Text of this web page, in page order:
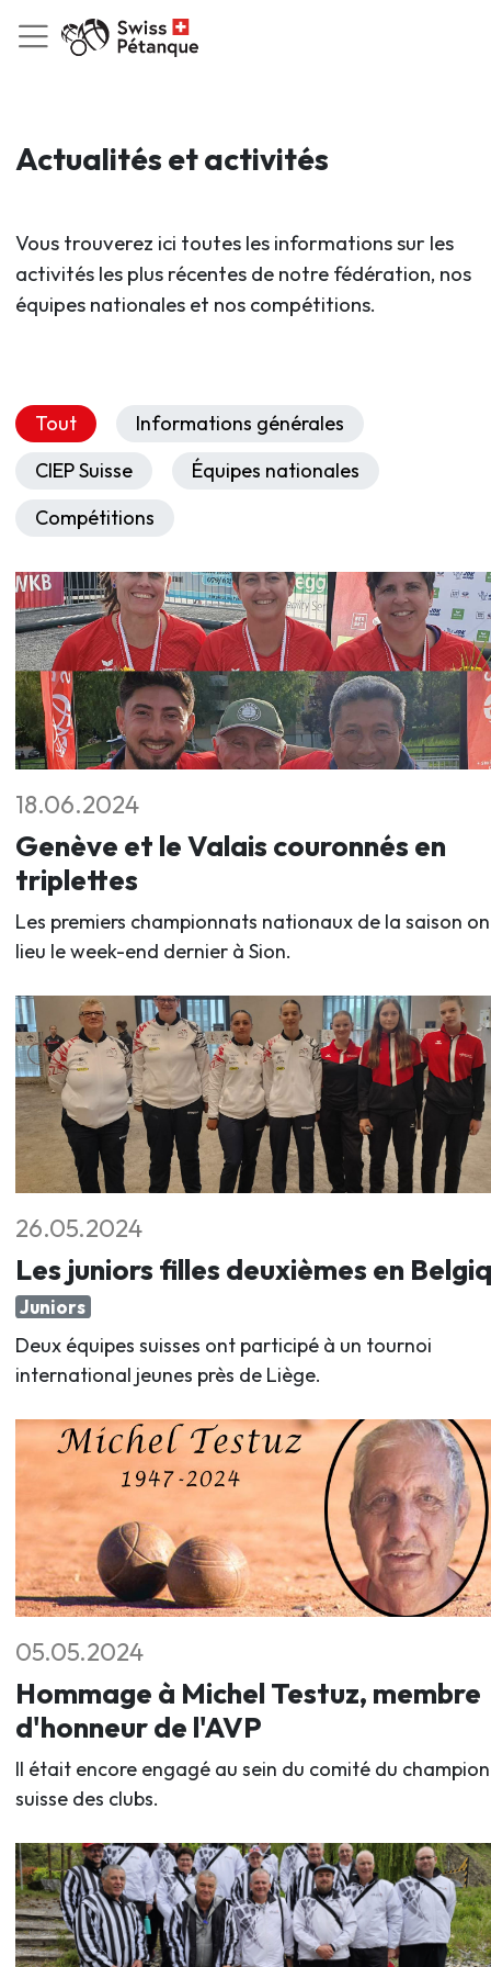
Actualités et activités
Vous trouverez ici toutes les informations sur les
activités les plus récentes de notre fédération, nos
équipes nationales et nos compétitions.
Tout
Informations générales
CIEP Suisse
Équipes nationales
Compétitions
18.06.2024
Genève et le Valais couronnés en
triplettes
Les premiers championnats nationaux de la saison
lieu le week-end dernier à Sion.
26.05.2024
Les juniors filles deuxièmes en
Juniors
Deux équipes suisses ont participé à un tournoi
international jeunes près de Liège.
05.05.2024
Hommage à Michel Testuz, membre
d'honneur de l'AVP
Il était encore engagé au sein du comité du
suisse des clubs.